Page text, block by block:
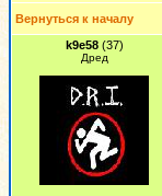
Вернуться к началу
k9e58(37)
Дред